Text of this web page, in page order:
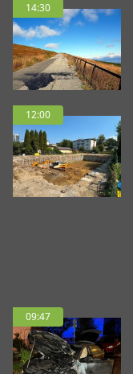
14:30
12:00
09:47